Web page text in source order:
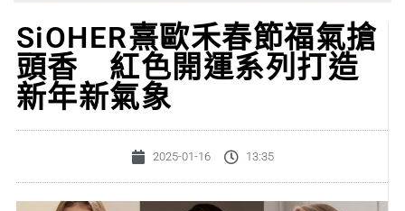
SiOHER熹歐禾春節福氣搶
頭香 紅色開運系列打造
新年新氣象
2025-01-16 13:35